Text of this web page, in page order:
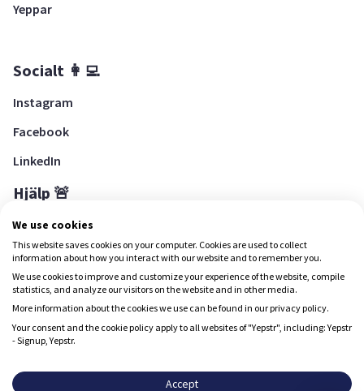
Yeppar
Socialt 👩‍💻
Instagram
Facebook
LinkedIn
Hjälp 🚨
Hjälpcenter
Ladda ned Yepstr
Ladda ned Yepstr
upplevelse.
We use cookies
This website saves cookies on your computer. Cookies are used to collect
information about how you interact with our website and to remember you.
We use cookies to improve and customize your experience of the website, compile
statistics, and analyze our visitors on the website and in other media.
More information about the cookies we use can be found in our privacy policy.
Your consent and the cookie policy apply to all websites of "Yepstr", including: Yepstr
- Signup, Yepstr.
Accept